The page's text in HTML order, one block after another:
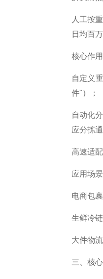
人工按
日均百
核心作
自定义
件"）；
自动化
应分拣
高速适
应用场
电商包
生鲜冷
大件物
三、核